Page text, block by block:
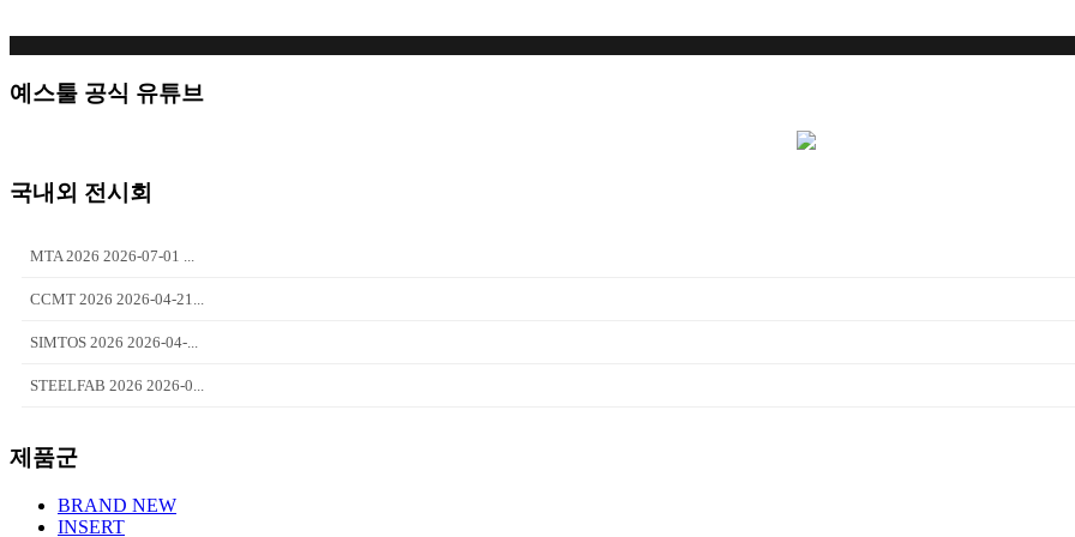
예스툴 공식 유튜브
국내외 전시회
MTA 2026 2026-07-01 ...
CCMT 2026 2026-04-21...
SIMTOS 2026 2026-04-...
STEELFAB 2026 2026-0...
제품군
BRAND NEW
INSERT